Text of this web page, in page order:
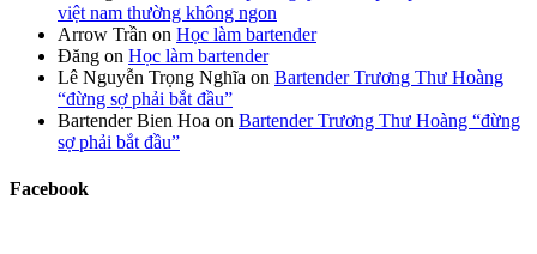
việt nam thường không ngon
Arrow Trần on Học làm bartender
Đăng on Học làm bartender
Lê Nguyễn Trọng Nghĩa on Bartender Trương Thư Hoàng
“đừng sợ phải bắt đầu”
Bartender Bien Hoa on Bartender Trương Thư Hoàng “đừng
sợ phải bắt đầu”
Facebook